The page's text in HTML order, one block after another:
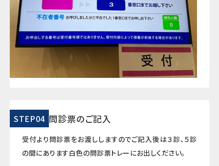
STEP04 問診票のご記入
受付より問診票をお渡ししますのでご記入後は３診、５診
の間にあります白色の問診票トレーにお出しください。